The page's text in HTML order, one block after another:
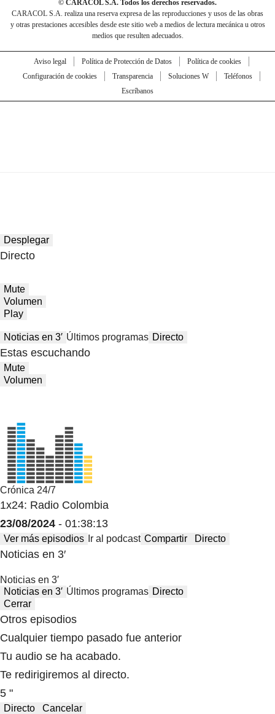
© CARACOL S.A. Todos los derechos reservados.
CARACOL S.A. realiza una reserva expresa de las reproducciones y usos de las obras
y otras prestaciones accesibles desde este sitio web a medios de lectura mecánica u otros
medios que resulten adecuados.
Aviso legal Política de Protección de Datos
Política de cookies
Configuración de cookies
Transparencia Soluciones W
Teléfonos
Escríbanos
Desplegar
Directo
Mute
Volumen
Play
Noticias en 3′ Últimos programas Directo
Estas escuchando
Mute
Volumen
Crónica 24/7
1x24: Radio Colombia
23/08/2024 - 01:38:13
Ver más episodios Ir al podcast Compartir Directo
Noticias en 3′
Noticias en 3′
Noticias en 3′ Últimos programas Directo
Cerrar
Otros episodios
Cualquier tiempo pasado fue anterior
Tu audio se ha acabado.
Te redirigiremos al directo.
5 "
Directo Cancelar